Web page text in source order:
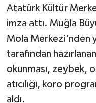
Atatürk Kültür
imza attı. Muğla
Mola Merkezi'nden
tarafından
okunması, zeybek,
atıcılığı, koro
aldı.